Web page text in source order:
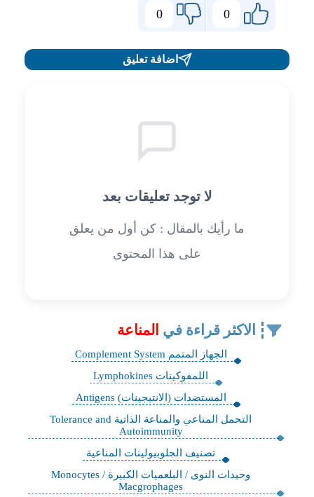
0
0
اضافة تعليق
لا توجد تعليقات بعد
ما رأيك بالمقال : كن أول من يعلق
على هذا المحتوى
الاكثر قراءة في المناعة
الجهاز المتمم Complement System
اللمفوكينات Lymphokines
‏المستضدات (الانتيجينات) Antigens
التحمل المناعي والمناعة الذاتية Tolerance and
Autoimmunity
تصنيف الجلوبيولينات المناعية
وحيدات النوى / البلعميات الكبيرة Monocytes /
Macgrophages